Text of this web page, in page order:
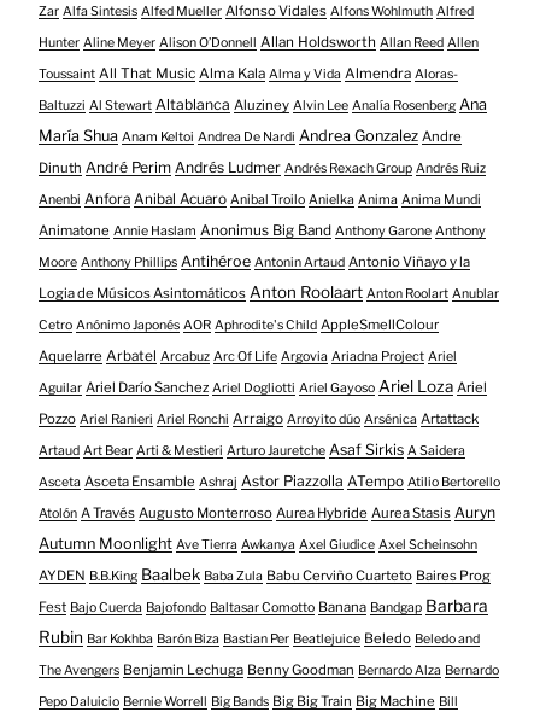
Zar Alfa Sintesis Alfed Mueller Alfonso Vidales Alfons Wohlmuth Alfred
Hunter Aline Meyer Alison O​’​Donnell Allan Holdsworth Allan Reed Allen
Toussaint All That Music Alma Kala Alma y Vida Almendra Aloras-
Baltuzzi Al Stewart Altablanca Aluziney Alvin Lee Analía Rosenberg Ana
María Shua Anam Keltoi Andrea De Nardi Andrea Gonzalez Andre
Dinuth André Perim Andrés Ludmer Andrés Rexach Group Andrés Ruiz
Anenbi Anfora Anibal Acuaro Anibal Troilo Anielka Anima Anima Mundi
Animatone Annie Haslam Anonimus Big Band Anthony Garone Anthony
Moore Anthony Phillips Antihéroe Antonin Artaud Antonio Viñayo y la
Logia de Músicos Asintomáticos Anton Roolaart Anton Roolart Anublar
Cetro Anónimo Japonés AOR Aphrodite's Child AppleSmellColour
Aquelarre Arbatel Arcabuz Arc Of Life Argovia Ariadna Project Ariel
Aguilar Ariel Darío Sanchez Ariel Dogliotti Ariel Gayoso Ariel Loza Ariel
Pozzo Ariel Ranieri Ariel Ronchi Arraigo Arroyito dúo Arsénica Artattack
Artaud Art Bear Arti & Mestieri Arturo Jauretche Asaf Sirkis A Saidera
Asceta Asceta Ensamble Ashraj Astor Piazzolla ATempo Atilio Bertorello
Atolón A Través Augusto Monterroso Aurea Hybride Aurea Stasis Auryn
Autumn Moonlight Ave Tierra Awkanya Axel Giudice Axel Scheinsohn
AYDEN B.B.King Baalbek Baba Zula Babu Cerviño Cuarteto Baires Prog
Fest Bajo Cuerda Bajofondo Baltasar Comotto Banana Bandgap Barbara
Rubin Bar Kokhba Barón Biza Bastian Per Beatlejuice Beledo Beledo and
The Avengers Benjamin Lechuga Benny Goodman Bernardo Alza Bernardo
Pepo Daluicio Bernie Worrell Big Bands Big Big Train Big Machine Bill